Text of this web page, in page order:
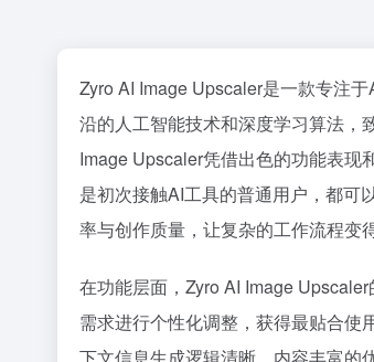
Zyro AI Image Upscaler是一款专注
沿的人工智能技术和深度学习算法，
Image Upscaler凭借出色的功能表现
是初次接触AI工具的普通用户，都可
率与创作质量，让复杂的工作流程变
在功能层面，Zyro AI Image
需求进行个性化调整，获得最贴合使